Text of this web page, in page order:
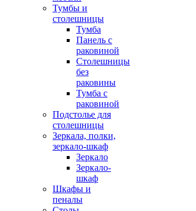
Тумбы и
столешницы
Тумба
Панель с
раковиной
Столешницы
без
раковины
Тумба с
раковиной
Подстолье для
столешницы
Зеркала, полки,
зеркало-шкаф
Зеркало
Зеркало-
шкаф
Шкафы и
пеналы